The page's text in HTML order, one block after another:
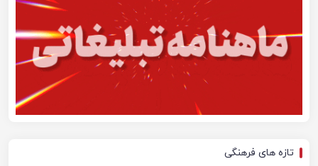
تازه های فرهنگی